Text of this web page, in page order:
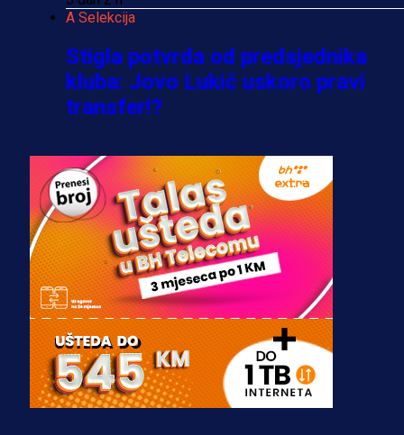
A Selekcija
Stigla potvrda od predsjednika
kluba: Jovo Lukić uskoro pravi
transfer!?
A Selekcija
Zmajevi dobili veliko pojačanje:
Fudbaler Olympiacosa želi obući
dres BiH!
3 sedmica 5 dan
Premijer liga BiH
Misimović priveden: SIPA ga tereti
za pranje novca, pretresaju
prostorije FK Borac!